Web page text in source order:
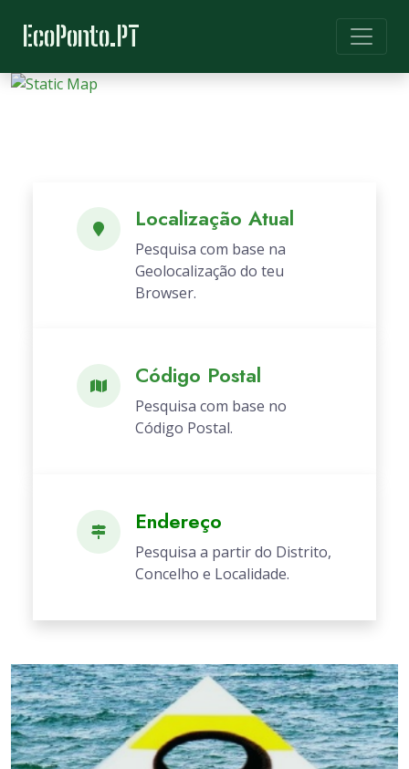
EcoPonto.PT
Localização Atual
Pesquisa com base na
Geolocalização do teu
Browser.
Código Postal
Pesquisa com base no
Código Postal.
Endereço
Pesquisa a partir do Distrito,
Concelho e Localidade.